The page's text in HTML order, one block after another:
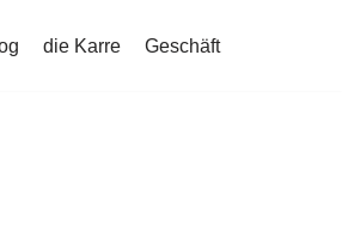
die Karre Geschäft